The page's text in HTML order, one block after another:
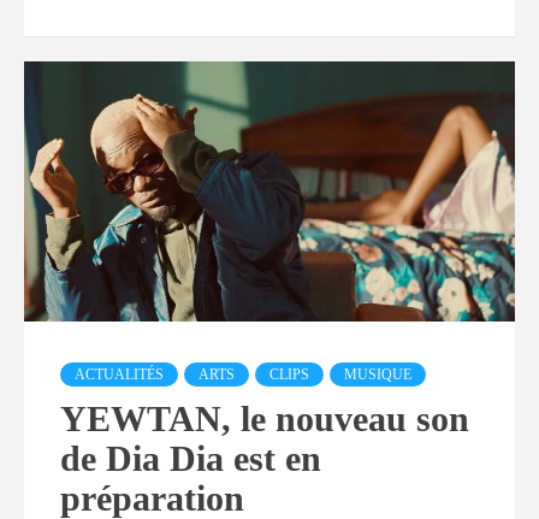
ACTUALITÉS ARTS CLIPS MUSIQUE
YEWTAN, le nouveau son
de Dia Dia est en
préparation